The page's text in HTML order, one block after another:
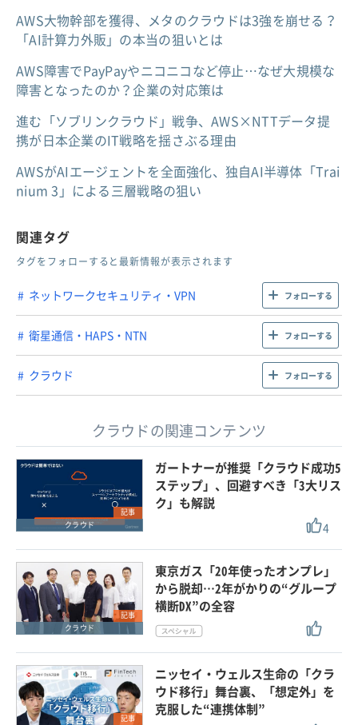
AWS大物幹部を獲得、メタのクラウドは3強を崩せる？
「AI計算力外販」の本当の狙いとは
AWS障害でPayPayやニコニコなど停止…なぜ大規模な
障害となったのか？企業の対応策は
進む「ソブリンクラウド」戦争、AWS×NTTデータ提
携が日本企業のIT戦略を揺さぶる理由
AWSがAIエージェントを全面強化、独自AI半導体「Trai
nium 3」による三層戦略の狙い
関連タグ
タグをフォローすると最新情報が表示されます
ネットワークセキュリティ・VPN フォローする
衛星通信・HAPS・NTN フォローする
クラウド フォローする
クラウドの関連コンテンツ
記事
クラウド
ガートナーが推奨「クラウド成功5
ステップ」、回避すべき「3大リス
ク」も解説
4
記事
クラウド
東京ガス「20年使ったオンプレ」
から脱却…2年がかりの“グループ
横断DX”の全容
記事
ニッセイ・ウェルス生命の「クラ
ウド移行」舞台裏、「想定外」を
克服した“連携体制”